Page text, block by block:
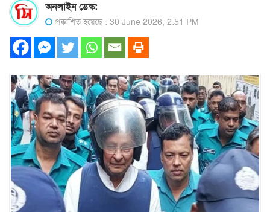
অনলাইন ডেস্ক:
প্রকাশিত হয়েছে : 30 June 2026, 2:51 PM